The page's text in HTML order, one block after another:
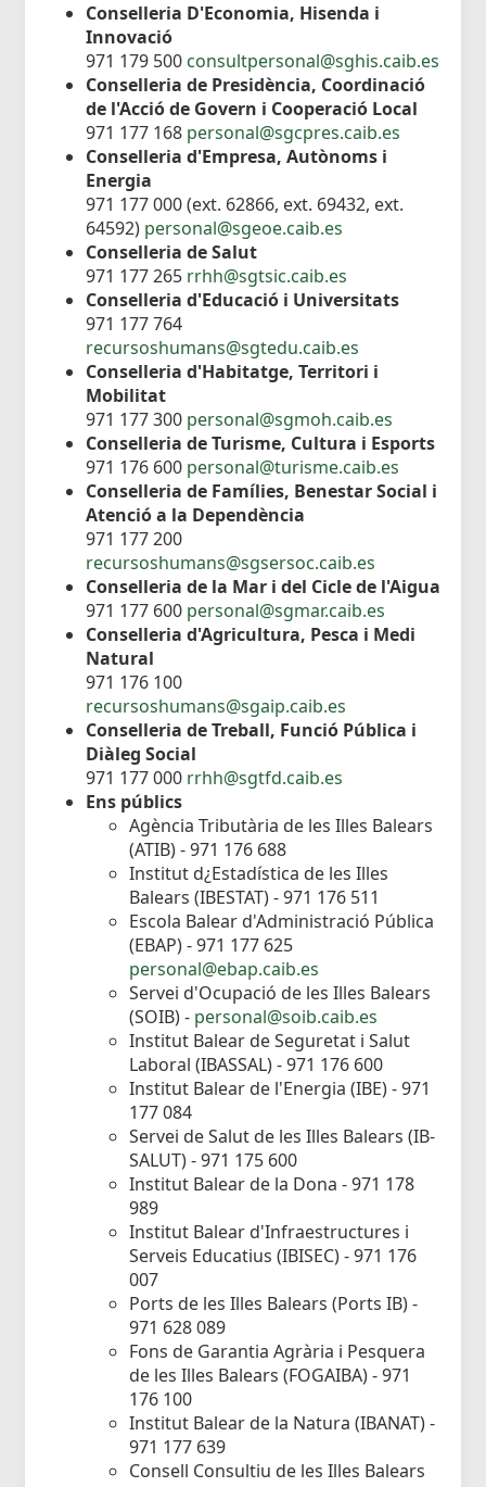
Conselleria D'Economia, Hisenda i
Innovació
971 179 500 consultpersonal@sghis.caib.es
Conselleria de Presidència, Coordinació
de l'Acció de Govern i Cooperació Local
971 177 168 personal@sgcpres.caib.es
Conselleria d'Empresa, Autònoms i
Energia
971 177 000 (ext. 62866, ext. 69432, ext.
64592) personal@sgeoe.caib.es
Conselleria de Salut
971 177 265 rrhh@sgtsic.caib.es
Conselleria d'Educació i Universitats
971 177 764
recursoshumans@sgtedu.caib.es
Conselleria d'Habitatge, Territori i
Mobilitat
971 177 300 personal@sgmoh.caib.es
Conselleria de Turisme, Cultura i Esports
971 176 600 personal@turisme.caib.es
Conselleria de Famílies, Benestar Social i
Atenció a la Dependència
971 177 200
recursoshumans@sgsersoc.caib.es
Conselleria de la Mar i del Cicle de l'Aigua
971 177 600 personal@sgmar.caib.es
Conselleria d'Agricultura, Pesca i Medi
Natural
971 176 100
recursoshumans@sgaip.caib.es
Conselleria de Treball, Funció Pública i
Diàleg Social
971 177 000 rrhh@sgtfd.caib.es
Ens públics
Agència Tributària de les Illes Balears
(ATIB) - 971 176 688
Institut d¿Estadística de les Illes
Balears (IBESTAT) - 971 176 511
Escola Balear d'Administració Pública
(EBAP) - 971 177 625
personal@ebap.caib.es
Servei d'Ocupació de les Illes Balears
(SOIB) - personal@soib.caib.es
Institut Balear de Seguretat i Salut
Laboral (IBASSAL) - 971 176 600
Institut Balear de l'Energia (IBE) - 971
177 084
Servei de Salut de les Illes Balears (IB-
SALUT) - 971 175 600
Institut Balear de la Dona - 971 178
989
Institut Balear d'Infraestructures i
Serveis Educatius (IBISEC) - 971 176
007
Ports de les Illes Balears (Ports IB) -
971 628 089
Fons de Garantia Agrària i Pesquera
de les Illes Balears (FOGAIBA) - 971
176 100
Institut Balear de la Natura (IBANAT) -
971 177 639
Consell Consultiu de les Illes Balears